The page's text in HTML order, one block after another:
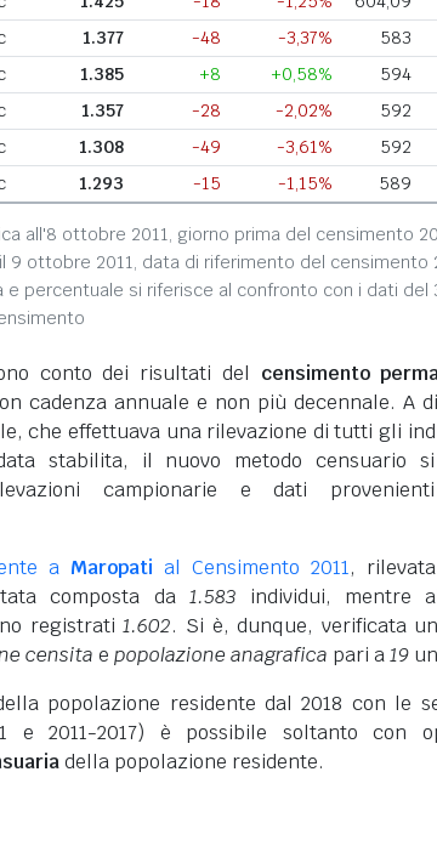
1.377 -48 -3,37% 583
1.385 +8 +0,58% 594
1.357 -28 -2,02% 592
1.308 -49 -3,61% 592
1.293 -15 -1,15% 589
all'8 ottobre 2011, giorno prima del censimento
9 ottobre 2011, data di riferimento del censimento
e percentuale si riferisce al confronto con i dati del
conto dei risultati del censimento
cadenza annuale e non più decennale. A
che effettuava una rilevazione di tutti gli
stabilita, il nuovo metodo censuario
campionarie e dati
a Maropati al Censimento 2011,
composta da 1.583 individui, mentre
registrati1.602. Si è, dunque, verificata
censita e popolazione anagrafica pari a19
popolazione residente dal 2018 con le
e 2011-2017) è possibile soltanto con
della popolazione residente.